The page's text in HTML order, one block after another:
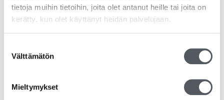
tietoja muihin tietoihin, joita olet antanut heille tai joita on
kerätty, kun olet käyttänyt heidän palvelujaan.
valinta
Välttämätön
Mieltymykset
Suojakäsineet
Pesuaineet